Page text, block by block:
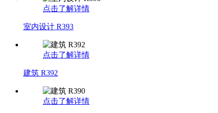
点击了解详情
室内设计 R393
点击了解详情
建筑 R392
点击了解详情